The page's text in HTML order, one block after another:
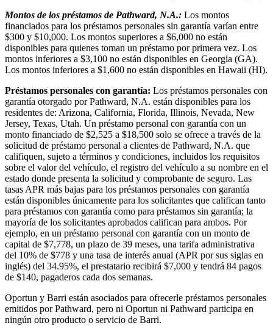
Montos de los préstamos de Pathward, N.A.: Los montos
financiados para los préstamos personales sin garantía varían entre
$300 y $10,000. Los montos superiores a $6,000 no están
disponibles para quienes toman un préstamo por primera vez. Los
montos inferiores a $3,100 no están disponibles en Georgia (GA).
Los montos inferiores a $1,600 no están disponibles en Hawaii (HI).
Préstamos personales con garantía: Los préstamos personales con
garantía otorgado por Pathward, N.A. están disponibles para los
residentes de: Arizona, California, Florida, Illinois, Nevada, New
Jersey, Texas, Utah. Un préstamo personal con garantía con un
monto financiado de $2,525 a $18,500 solo se ofrece a través de la
solicitud de préstamo personal a clientes de Pathward, N.A. que
califiquen, sujeto a términos y condiciones, incluidos los requisitos
sobre el valor del vehículo, el registro del vehículo a su nombre en el
estado donde presenta la solicitud y comprobante de seguro. Las
tasas APR más bajas para los préstamos personales con garantía
están disponibles únicamente para los solicitantes que califican tanto
para préstamos con garantía como para préstamos sin garantía; la
mayoría de los solicitantes aprobados califican para ambos. Por
ejemplo, en un préstamo personal con garantía con un monto de
capital de $7,778, un plazo de 39 meses, una tarifa administrativa
del 10% de $778 y una tasa de interés anual (APR por sus siglas en
inglés) del 34.95%, el prestatario recibirá $7,000 y tendrá 84 pagos
de $140, pagaderos cada dos semanas.
Oportun y Barri están asociados para ofrecerle préstamos personales
emitidos por Pathward, pero ni Oportun ni Pathward participa en
ningún otro producto o servicio de Barri.